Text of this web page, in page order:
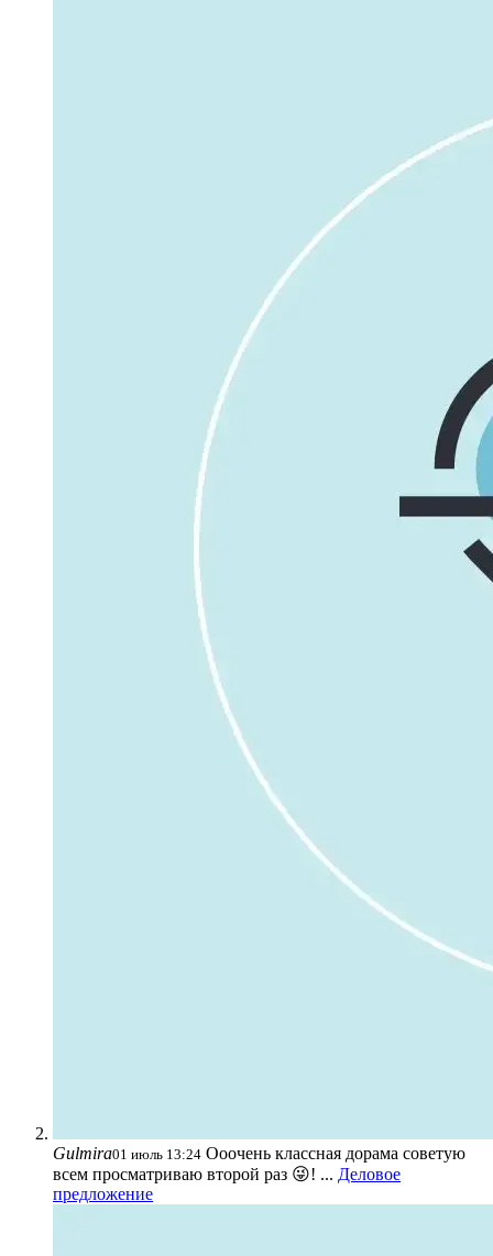
Gulmira01 июль 13:24 Ооочень классная дорама советую
всем просматриваю второй раз 😜! ... Деловое
предложение